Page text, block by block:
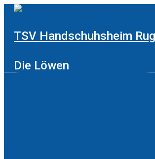
Zum
TSV Handschuhsheim
Die Löwen